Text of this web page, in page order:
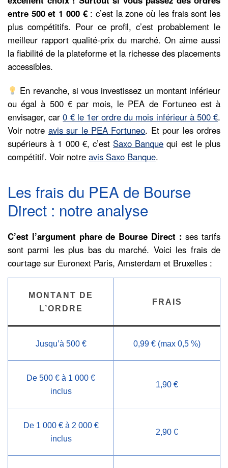
entre 500 et 1 000 €: c’est la zone où les frais sont les
plus compétitifs. Pour ce profil, c’est probablement le
meilleur rapport qualité-prix du marché. On aime aussi
la fiabilité de la plateforme et la richesse des placements
accessibles.
En revanche, si vous investissez un montant inférieur
ou égal à 500 € par mois, le PEA de Fortuneo est à
envisager, car0 € le 1er ordre du mois inférieur à 500 €.
Voir notre avis sur le PEA Fortuneo. Et pour les ordres
supérieurs à 1 000 €, c’est Saxo Banque qui est le plus
compétitif. Voir notre avis Saxo Banque.
Les frais du PEA de Bourse
Direct : notre analyse
C’est l’argument phare de Bourse Direct :ses tarifs
sont parmi les plus bas du marché. Voici les frais de
courtage sur Euronext Paris, Amsterdam et Bruxelles :
MONTANT DE
L’ORDRE
FRAIS
Jusqu’à 500 € 0,99 € (max 0,5 %)
De 500 € à 1 000 €
inclus
1,90 €
De 1 000 € à 2 000 €
inclus
2,90 €